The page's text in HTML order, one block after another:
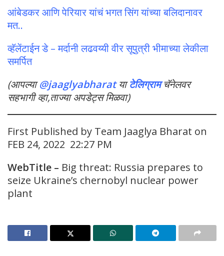
आंबेडकर आणि पेरियार यांचं भगत सिंग यांच्या बलिदानावर
मत..
व्हॅलेंटाईन डे – मर्दानी लढवय्यी वीर सूपुत्री भीमाच्या लेकीला
समर्पित
(आपल्या@jaaglyabharat याटेलिग्राम चॅनेलवर
सहभागी व्हा,ताज्या अपडेट्स मिळवा)
First Published by Team Jaaglya Bharat on
FEB 24, 2022 22:27 PM
WebTitle – Big threat: Russia prepares to
seize Ukraine’s chernobyl nuclear power
plant